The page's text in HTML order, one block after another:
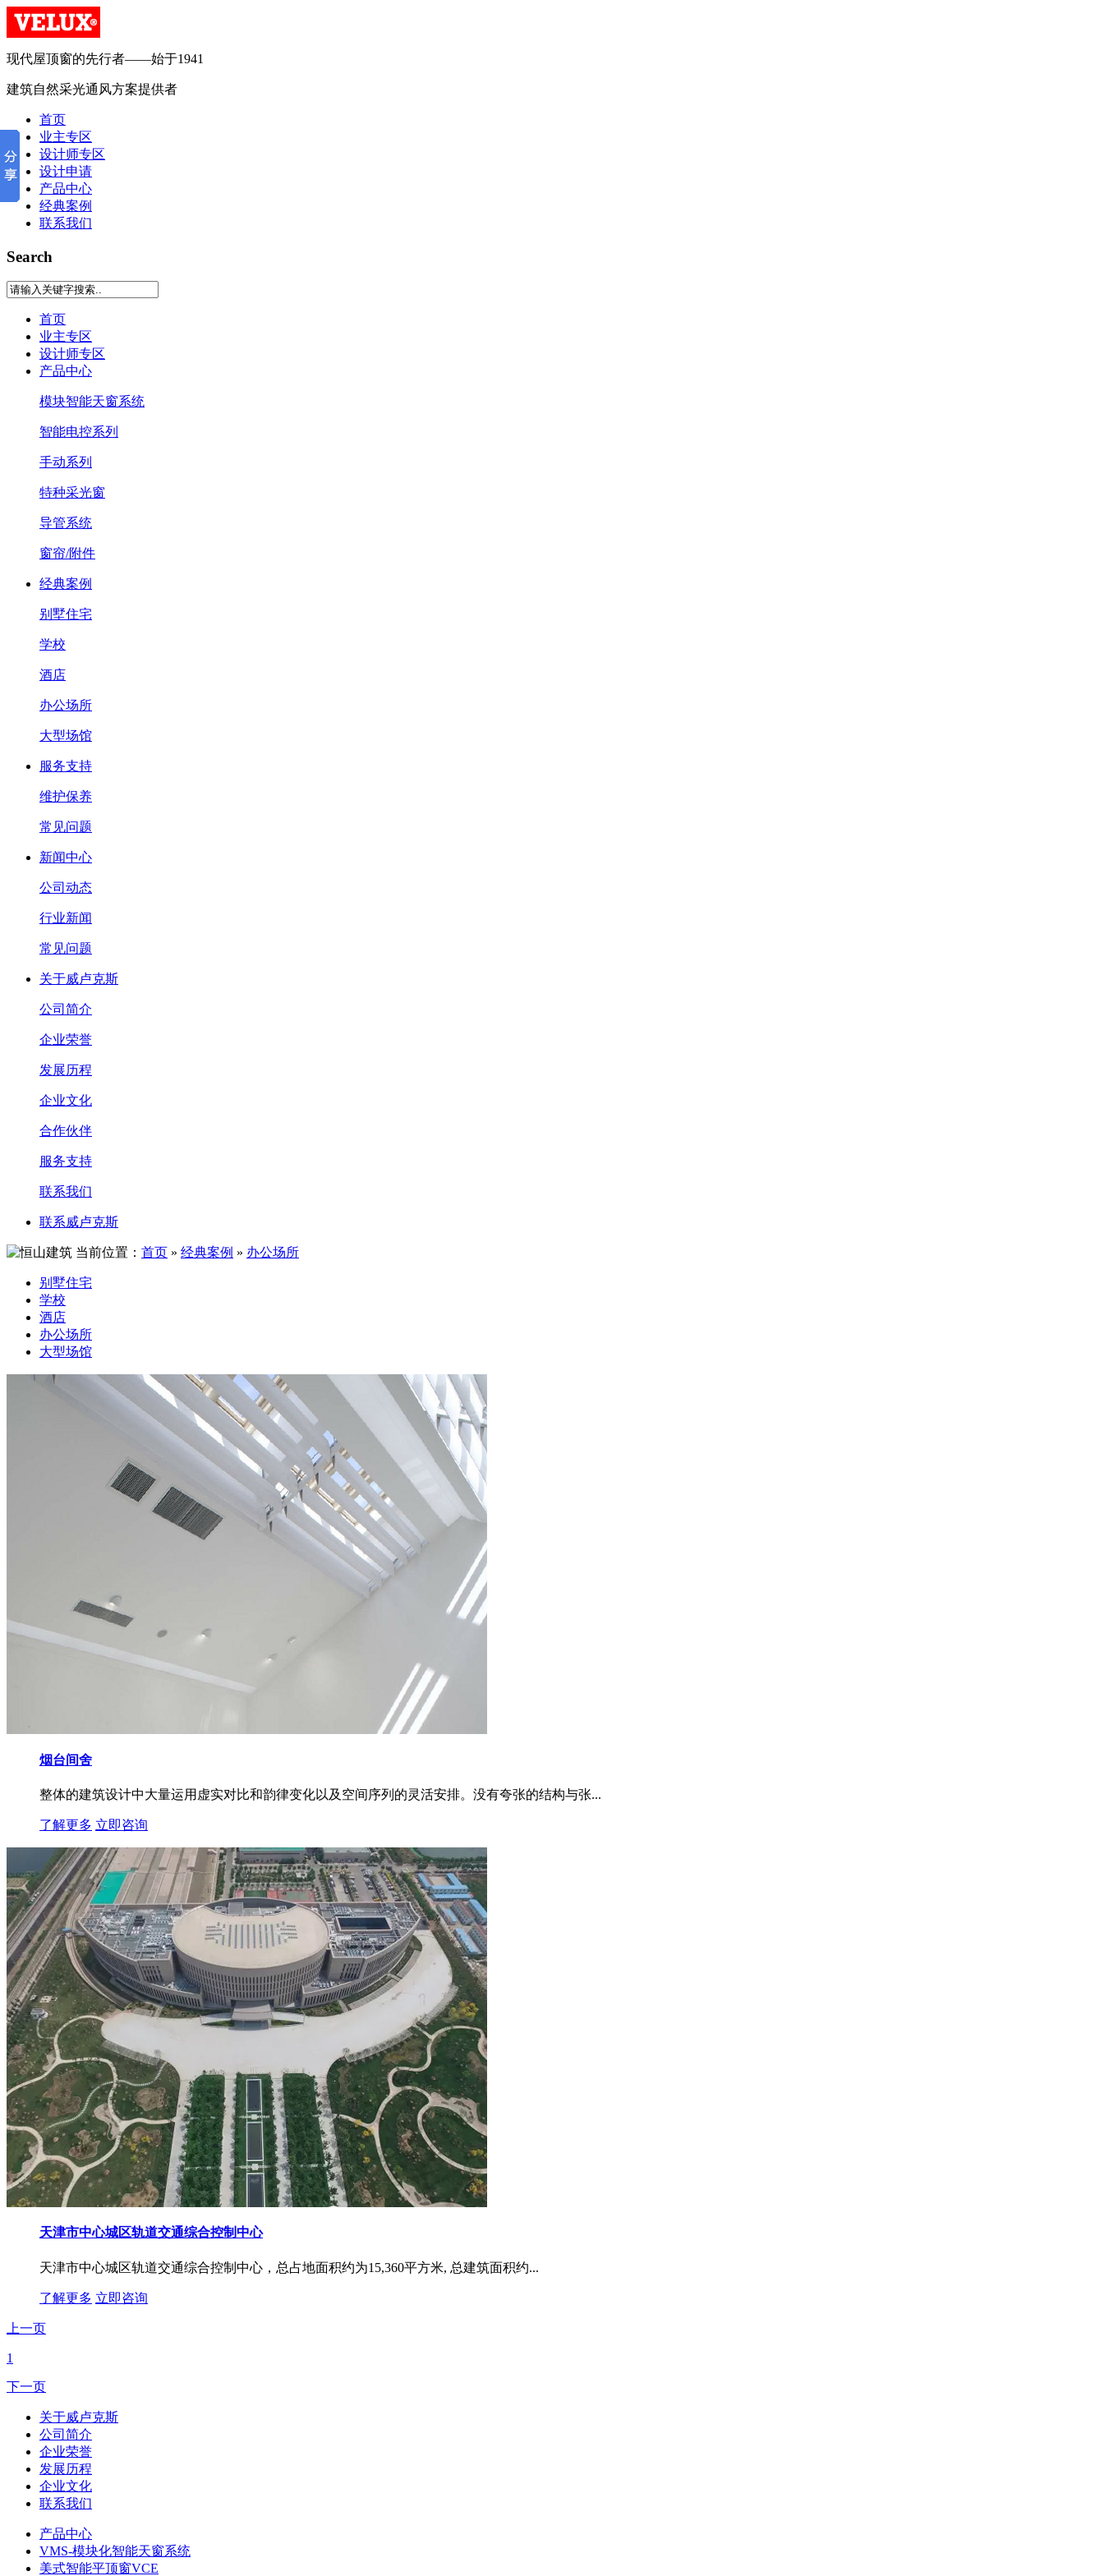
现代屋顶窗的先行者——始于1941
建筑自然采光通风方案提供者
首页
业主专区
设计师专区
设计申请
产品中心
经典案例
联系我们
Search
首页
业主专区
设计师专区
产品中心
模块智能天窗系统
智能电控系列
手动系列
特种采光窗
导管系统
窗帘/附件
经典案例
别墅住宅
学校
酒店
办公场所
大型场馆
服务支持
维护保养
常见问题
新闻中心
公司动态
行业新闻
常见问题
关于威卢克斯
公司简介
企业荣誉
发展历程
企业文化
合作伙伴
服务支持
联系我们
联系威卢克斯
当前位置： 首页 » 经典案例 » 办公场所
别墅住宅
学校
酒店
办公场所
大型场馆
烟台间舍
整体的建筑设计中大量运用虚实对比和韵律变化以及空间序列的灵活安排。没有夸张的结构与张...
了解更多 立即咨询
天津市中心城区轨道交通综合控制中心
天津市中心城区轨道交通综合控制中心，总占地面积约为15,360平方米, 总建筑面积约...
了解更多 立即咨询
上一页
1
下一页
关于威卢克斯
公司简介
企业荣誉
发展历程
企业文化
联系我们
产品中心
VMS-模块化智能天窗系统
美式智能平顶窗VCE